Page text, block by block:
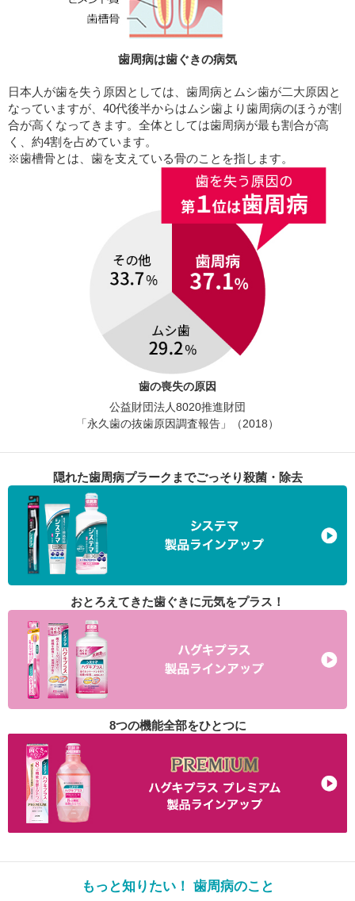
歯周病は歯ぐきの病気
日本人が歯を失う原因としては、歯周病とムシ歯が二大原因と
なっていますが、40代後半からはムシ歯より歯周病のほうが割
合が高くなってきます。全体としては歯周病が最も割合が高
く、約4割を占めています。
※歯槽骨とは、歯を支えている骨のことを指します。
歯の喪失の原因
公益財団法人8020推進財団
「永久歯の抜歯原因調査報告」
（2018）
隠れた歯周病プラークまでごっそり殺菌・除去
おとろえてきた歯ぐきに元気をプラス！
8つの機能全部をひとつに
もっと知りたい！ 歯周病のこと